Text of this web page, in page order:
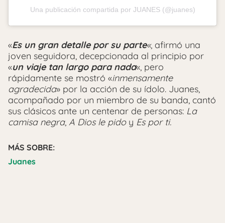
Una publicación compartida por JUANES (@juanes)
«Es un gran detalle por su parte«, afirmó una
joven seguidora, decepcionada al principio por
«un viaje tan largo para nada«, pero
rápidamente se mostró «inmensamente
agradecida» por la acción de su ídolo. Juanes,
acompañado por un miembro de su banda, cantó
sus clásicos ante un centenar de personas: La
camisa negra, A Dios le pidoy Es por ti.
MÁS SOBRE:
Juanes